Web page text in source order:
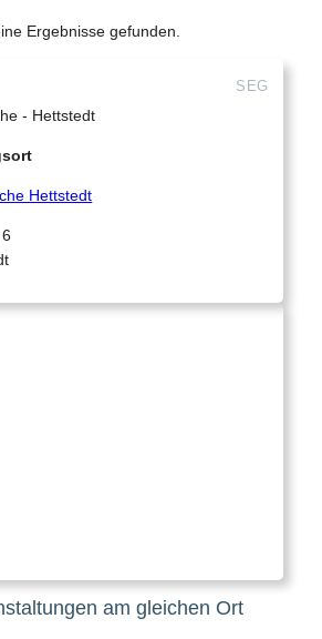
Ergebnisse gefunden.
SEG
Hettstedt
am gleichen Ort